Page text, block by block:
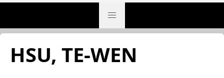
HSU, TE-WEN